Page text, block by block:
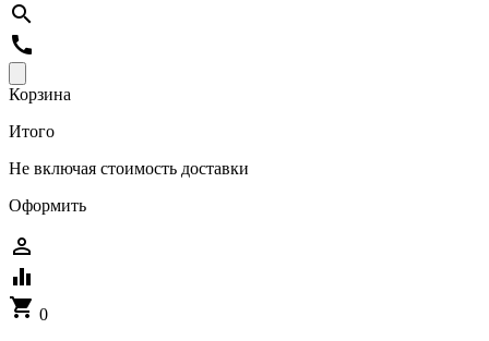
search
call
Корзина
Итого
Не включая стоимость доставки
Оформить
person_outline
equalizer
shopping_cart 0